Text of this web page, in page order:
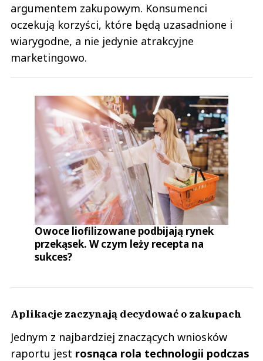
argumentem zakupowym. Konsumenci
oczekują korzyści, które będą uzasadnione i
wiarygodne, a nie jedynie atrakcyjne
marketingowo.
Owoce liofilizowane podbijają rynek
przekąsek. W czym leży recepta na
sukces?
Aplikacje zaczynają decydować o zakupach
Jednym z najbardziej znaczących wniosków
raportu jest rosnąca rola technologii podczas